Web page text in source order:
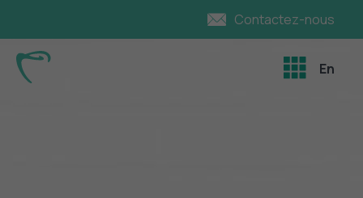
Contactez-nous
En